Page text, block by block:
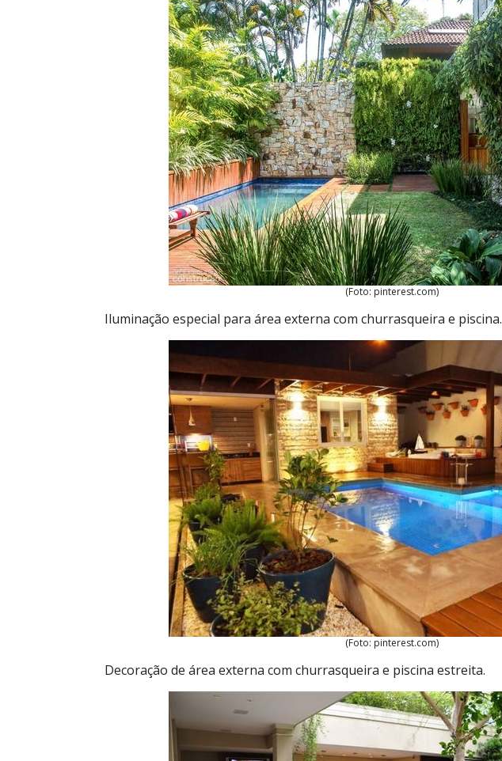
(Foto: pinterest.com)
Iluminação especial para área externa com churrasqueira e piscina.
(Foto: pinterest.com)
Decoração de área externa com churrasqueira e piscina estreita.